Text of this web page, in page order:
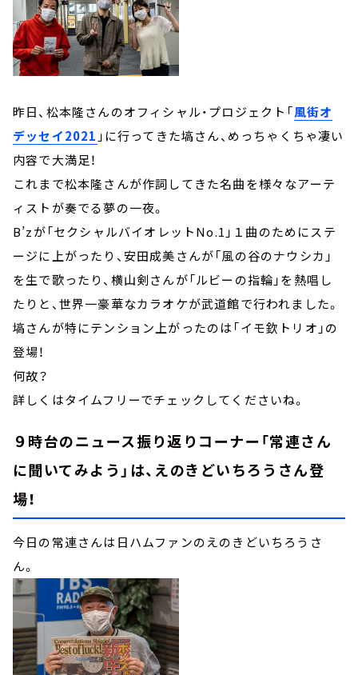
昨日、松本隆さんのオフィシャル・プロジェクト「風街オ
デッセイ2021 」に行ってきた塙さん、めっちゃくちゃ凄い
内容で大満足！
これまで松本隆さんが作詞してきた名曲を様々なアーテ
ィストが奏でる夢の一夜。
B’zが「セクシャルバイオレットNo.1」１曲のためにステ
ージに上がったり、安田成美さんが「風の谷のナウシカ」
を生で歌ったり、横山剣さんが「ルビーの指輪」を熱唱し
たりと、世界一豪華なカラオケが武道館で行われました。
塙さんが特にテンション上がったのは「イモ欽トリオ」の
登場！
何故？
詳しくはタイムフリーでチェックしてくださいね。
９時台のニュース振り返りコーナー「常連さん
に聞いてみよう」は、えのきどいちろうさん登
場！
今日の常連さんは日ハムファンのえのきどいちろうさ
ん。